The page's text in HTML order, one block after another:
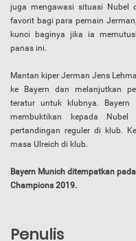
juga mengawasi situasi Nubel
favorit bagi para pemain
kunci baginya jika ia
panas ini.
Mantan kiper Jerman Jens
ke Bayern dan melanjutkan
teratur untuk klubnya.
membuktikan kepada
pertandingan reguler di klub.
masa Ulreich di klub.
Bayern Munich ditempatkan
Champions 2019.
Penulis